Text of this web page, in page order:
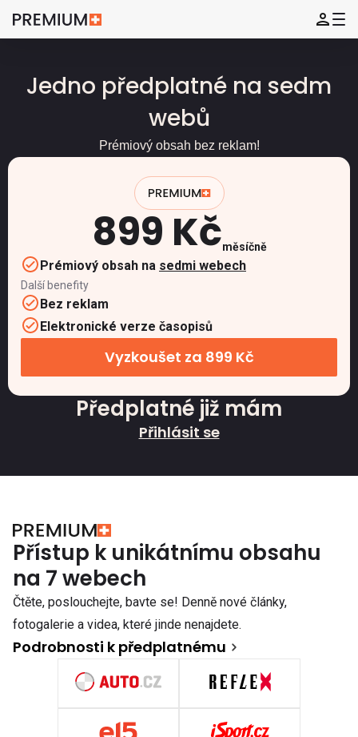
Jedno předplatné na sedm
webů
Prémiový obsah bez reklam!
899 Kčměsíčně
Prémiový obsah na sedmi webech
Další benefity
Bez reklam
Elektronické verze časopisů
Vyzkoušet za 899 Kč
Předplatné již mám
Přihlásit se
Přístup k unikátnímu obsahu
na 7 webech
Čtěte, poslouchejte, bavte se! Denně nové články,
fotogalerie a videa, které jinde nenajdete.
Podrobnosti k předplatnému